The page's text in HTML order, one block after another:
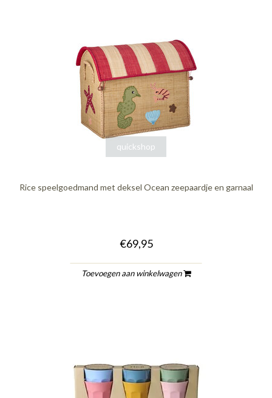
quickshop
Rice speelgoedmand met deksel Ocean zeepaardje en garnaal
€69,95
Toevoegen aan winkelwagen